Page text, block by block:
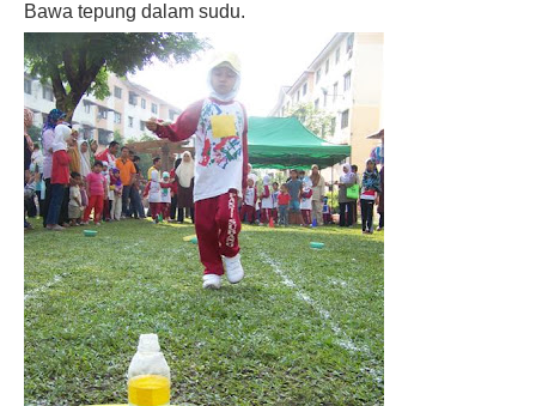
Bawa tepung dalam sudu.